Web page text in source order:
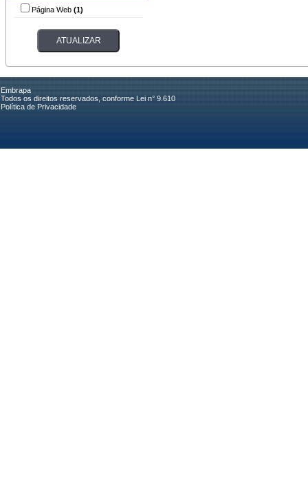
Página Web (1)
Embrapa
Todos os direitos reservados, conforme Lei n° 9.610
Política de Privacidade